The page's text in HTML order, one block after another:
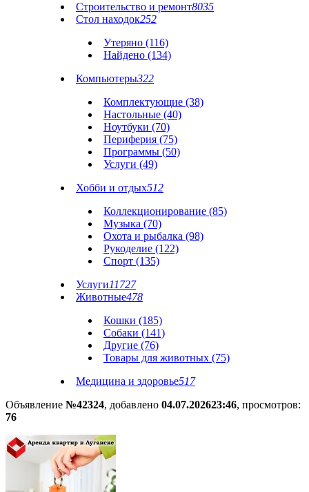
Строительство и ремонт8035
Стол находок252
Утеряно (116)
Найдено (134)
Компьютеры322
Комплектующие (38)
Настольные (40)
Ноутбуки (70)
Периферия (75)
Программы (50)
Услуги (49)
Хобби и отдых512
Коллекционирование (85)
Музыка (70)
Охота и рыбалка (98)
Рукоделие (122)
Спорт (135)
Услуги11727
Животные478
Кошки (185)
Собаки (141)
Другие (76)
Товары для животных (75)
Медицина и здоровье517
Объявление №42324, добавлено 04.07.202623:46, просмотров:
76